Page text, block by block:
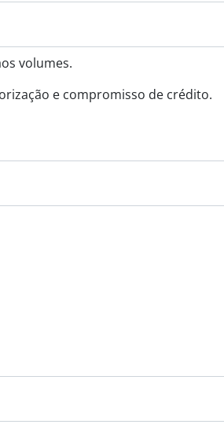
volumes.
e compromisso de crédito.